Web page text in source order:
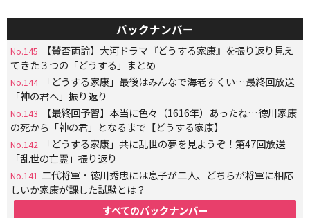
バックナンバー
No.145
【賛否両論】大河ドラマ『どうする家康』を振り返り見え
てきた３つの「どうする」まとめ
No.144
「どうする家康」最後はみんなで海老すくい…最終回放送
「神の君へ」振り返り
No.143
【最終回予習】本当に色々（1616年）あったね…徳川家康
の死から「神の君」となるまで【どうする家康】
No.142
「どうする家康」共に乱世の夢を見ようぞ！第47回放送
「乱世の亡霊」振り返り
No.141 二代将軍・徳川秀忠には息子が二人、どちらが将軍に相応
しいか家康が課した試験とは？
すべてのバックナンバー